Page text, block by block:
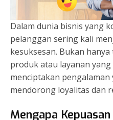
Dalam dunia bisnis yang
pelanggan sering kali
kesuksesan. Bukan
produk atau layanan
menciptakan
mendorong loyalitas dan
Mengapa